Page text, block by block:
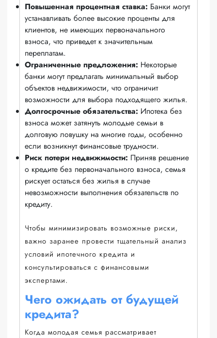
Повышенная процентная ставка: Банки могут
устанавливать более высокие проценты для
клиентов, не имеющих первоначального
взноса, что приведет к значительным
переплатам.
Ограниченные предложения: Некоторые
банки могут предлагать минимальный выбор
объектов недвижимости, что ограничит
возможности для выбора подходящего жилья.
Долгосрочные обязательства: Ипотека без
взноса может затянуть молодые семьи в
долговую ловушку на многие годы, особенно
если возникнут финансовые трудности.
Риск потери недвижимости: Приняв решение
о кредите без первоначального взноса, семья
рискует остаться без жилья в случае
невозможности выполнения обязательств по
кредиту.
Чтобы минимизировать возможные риски,
важно заранее провести тщательный анализ
условий ипотечного кредита и
консультироваться с финансовыми
экспертами.
Чего ожидать от будущей
кредита?
Когда молодая семья рассматривает